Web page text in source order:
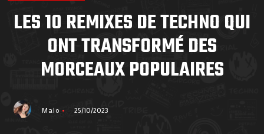
LES 10 REMIXES DE TECHNO QUI
ONT TRANSFORMÉ DES
MORCEAUX POPULAIRES
Malo 25/10/2023